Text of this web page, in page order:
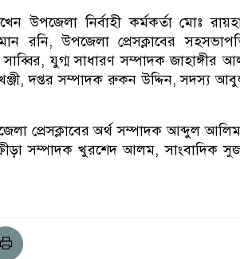
উপজেলা নির্বাহী কর্মকর্তা মোঃ
রনি, উপজেলা প্রেসক্লাবের
যুগ্ম সাধারণ সম্পাদক জাহাঙ্গীর
দপ্তর সম্পাদক রুকন উদ্দিন, সদস্য
প্রেসক্লাবের অর্থ সম্পাদক আব্দুল
সম্পাদক খুরশেদ আলম, সাংবাদিক